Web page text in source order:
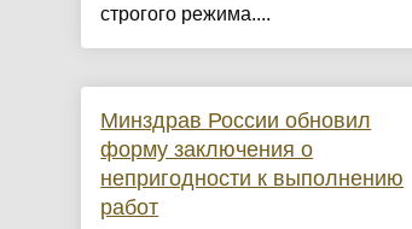
строгого режима....
Минздрав России обновил
форму заключения о
непригодности к выполнению
работ